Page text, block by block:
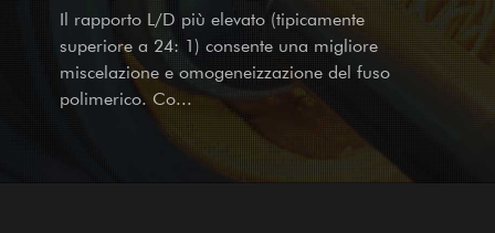
accogliamo calorosamente la tua visita e le tue richieste con i
nostri servizi sinceri e premurosi.
estrusione per film soffiato influisce
sulla lavorazione del materiale e sulle
proprietà del film?
Il rapporto L/D più elevato (tipicamente
superiore a 24: 1) consente una migliore
miscelazione e omogeneizzazione del fuso
polimerico. Co...